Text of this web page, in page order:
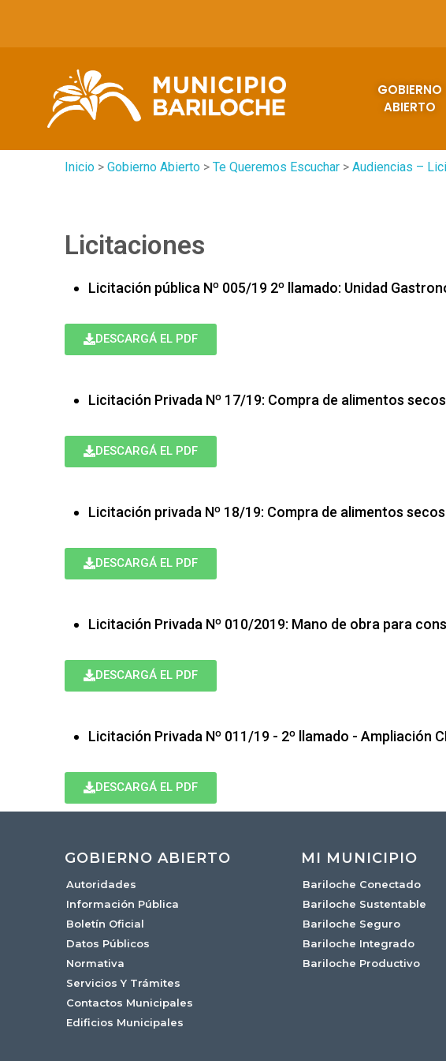
GOBIERNO
ABIERTO
Inicio > Gobierno Abierto > Te Queremos Escuchar > Audiencias –
Licitaciones
Licitación pública Nº 005/19 2º llamado: Unidad
DESCARGÁ EL PDF
Licitación Privada Nº 17/19: Compra de alimentos secos
DESCARGÁ EL PDF
Licitación privada Nº 18/19: Compra de alimentos secos
DESCARGÁ EL PDF
Licitación Privada Nº 010/2019: Mano de obra para
DESCARGÁ EL PDF
Licitación Privada Nº 011/19 - 2º llamado - Ampliación
DESCARGÁ EL PDF
GOBIERNO ABIERTO
Autoridades
Información Pública
Boletín Oficial
Datos Públicos
Normativa
Servicios Y Trámites
Contactos Municipales
Edificios Municipales
MI MUNICIPIO
Bariloche Conectado
Bariloche Sustentable
Bariloche Seguro
Bariloche Integrado
Bariloche Productivo